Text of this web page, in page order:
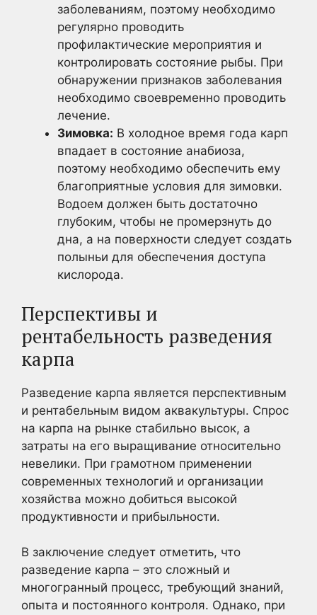
заболеваниям, поэтому необходимо
регулярно проводить
профилактические мероприятия и
контролировать состояние рыбы. При
обнаружении признаков заболевания
необходимо своевременно проводить
лечение.
Зимовка: В холодное время года карп
впадает в состояние анабиоза,
поэтому необходимо обеспечить ему
благоприятные условия для зимовки.
Водоем должен быть достаточно
глубоким, чтобы не промерзнуть до
дна, а на поверхности следует создать
полыньи для обеспечения доступа
кислорода.
Перспективы и
рентабельность разведения
карпа
Разведение карпа является перспективным
и рентабельным видом аквакультуры. Спрос
на карпа на рынке стабильно высок, а
затраты на его выращивание относительно
невелики. При грамотном применении
современных технологий и организации
хозяйства можно добиться высокой
продуктивности и прибыльности.
В заключение следует отметить, что
разведение карпа – это сложный и
многогранный процесс, требующий знаний,
опыта и постоянного контроля. Однако, при